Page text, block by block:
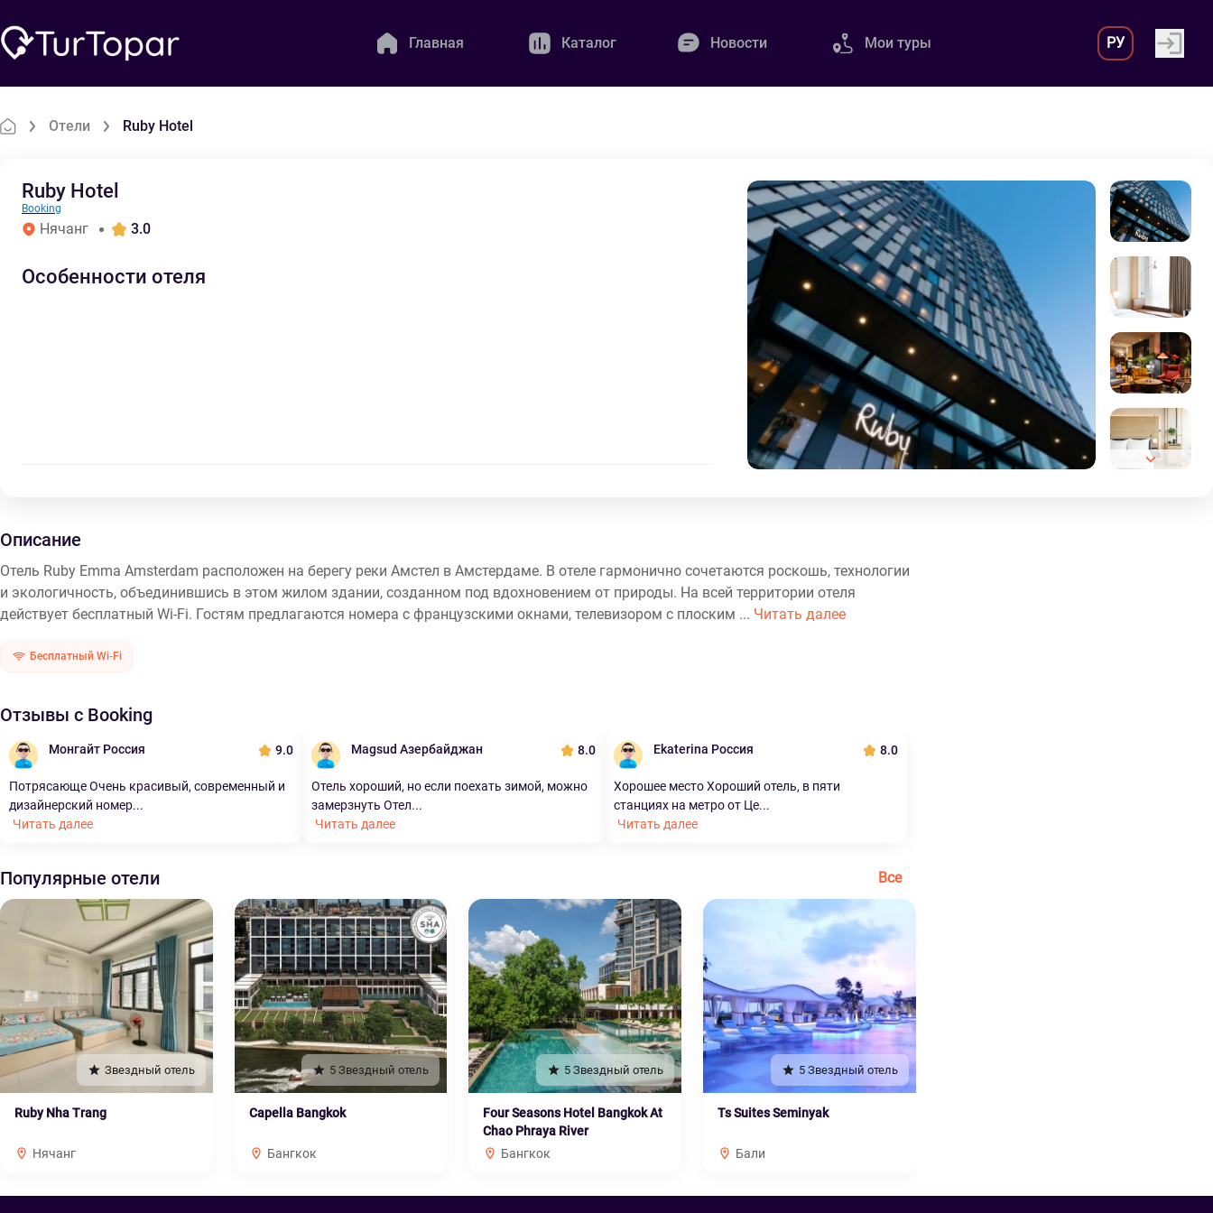
Главная Каталог Новости Мои туры РУ
Отели Ruby Hotel
Ruby Hotel
Booking
Нячанг 3.0
Особенности отеля
Описание
Отель Ruby Emma Amsterdam расположен на берегу реки Амстел в Амстердаме. В отеле гармонично сочетаются роскошь, технологии
и экологичность, объединившись в этом жилом здании, созданном под вдохновением от природы. На всей территории отеля
действует бесплатный Wi-Fi. Гостям предлагаются номера с французскими окнами, телевизором с плоским ... Читать далее
Бесплатный Wi-Fi
Отзывы с Booking
Монгайт Россия 9.0
Потрясающе Очень красивый, современный и
дизайнерский номер...
Читать далее
Magsud Азербайджан 8.0
Отель хороший, но если поехать зимой, можно
замерзнуть Отел...
Читать далее
Ekaterina Россия 8.0
Хорошее место Хороший отель, в пяти
станциях на метро от Це...
Читать далее
Популярные отели Все
Звездный отель
Ruby Nha Trang
Нячанг
5 Звездный отель
Capella Bangkok
Бангкок
5 Звездный отель
Four Seasons Hotel Bangkok At
Chao Phraya River
Бангкок
5 Звездный отель
Ts Suites Seminyak
Бали